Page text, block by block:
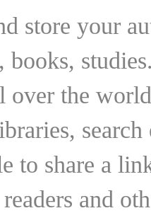
store your
books,
over the
to share a
and